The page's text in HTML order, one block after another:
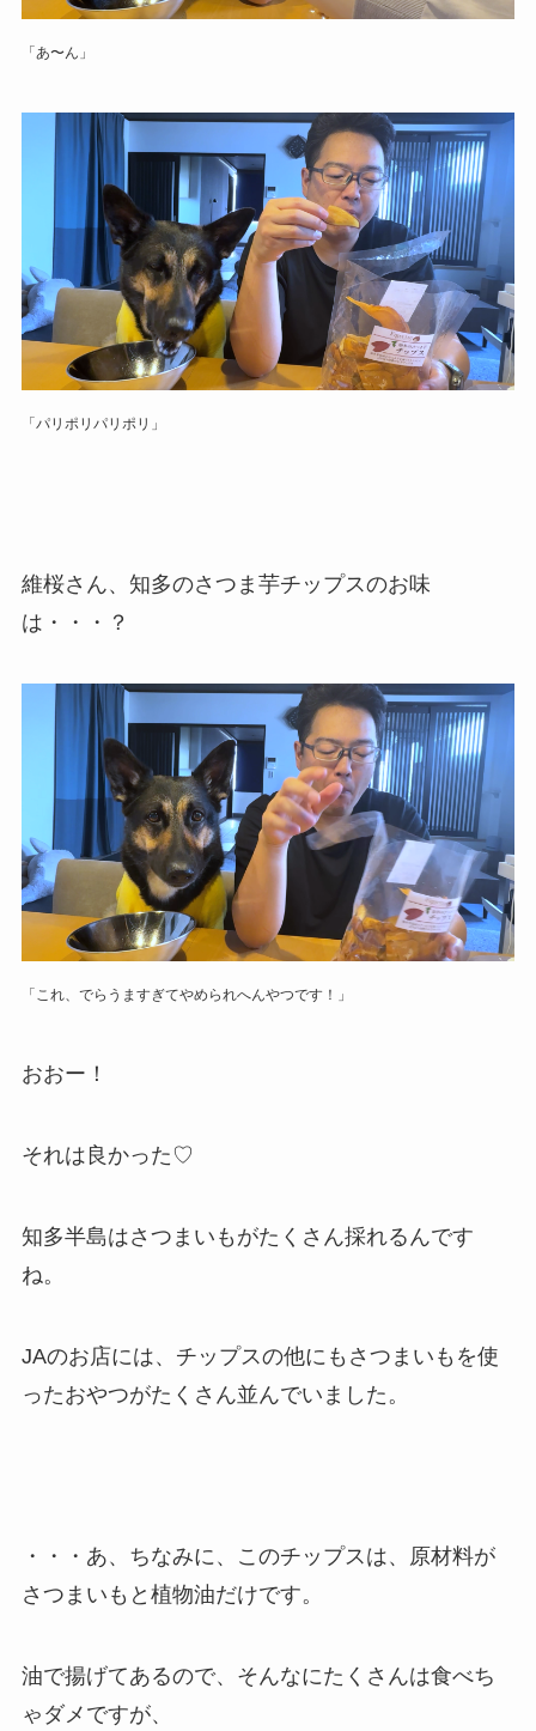
「あ〜ん」
「パリポリパリポリ」
維桜さん、知多のさつま芋チップスのお味
は・・・？
「これ、でらうますぎてやめられへんやつです！」
おおー！
それは良かった♡
知多半島はさつまいもがたくさん採れるんです
ね。
JAのお店には、チップスの他にもさつまいもを使
ったおやつがたくさん並んでいました。
・・・あ、ちなみに、このチップスは、原材料が
さつまいもと植物油だけです。
油で揚げてあるので、そんなにたくさんは食べち
ゃダメですが、